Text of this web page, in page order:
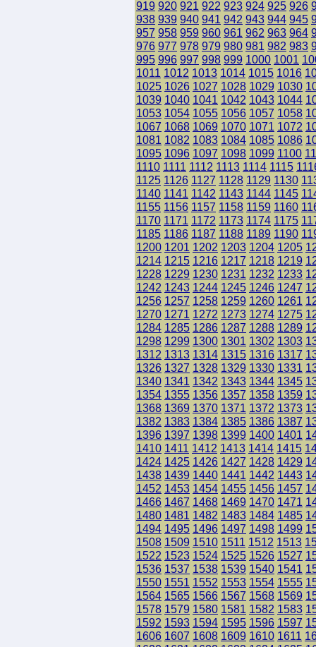
919 920 921 922 923 924 925 926
938 939 940 941 942 943 944 945
957 958 959 960 961 962 963 964
976 977 978 979 980 981 982 983
995 996 997 998 999 1000 1001
1011 1012 1013 1014 1015 1016
1025 1026 1027 1028 1029 1030
1039 1040 1041 1042 1043 1044
1053 1054 1055 1056 1057 1058
1067 1068 1069 1070 1071 1072
1081 1082 1083 1084 1085 1086
1095 1096 1097 1098 1099 1100
1110 1111 1112 1113 1114 1115
1125 1126 1127 1128 1129 1130
1140 1141 1142 1143 1144 1145
1155 1156 1157 1158 1159 1160
1170 1171 1172 1173 1174 1175
1185 1186 1187 1188 1189 1190
1200 1201 1202 1203 1204 1205
1214 1215 1216 1217 1218 1219
1228 1229 1230 1231 1232 1233
1242 1243 1244 1245 1246 1247
1256 1257 1258 1259 1260 1261
1270 1271 1272 1273 1274 1275
1284 1285 1286 1287 1288 1289
1298 1299 1300 1301 1302 1303
1312 1313 1314 1315 1316 1317
1326 1327 1328 1329 1330 1331
1340 1341 1342 1343 1344 1345
1354 1355 1356 1357 1358 1359
1368 1369 1370 1371 1372 1373
1382 1383 1384 1385 1386 1387
1396 1397 1398 1399 1400 1401
1410 1411 1412 1413 1414 1415
1424 1425 1426 1427 1428 1429
1438 1439 1440 1441 1442 1443
1452 1453 1454 1455 1456 1457
1466 1467 1468 1469 1470 1471
1480 1481 1482 1483 1484 1485
1494 1495 1496 1497 1498 1499
1508 1509 1510 1511 1512 1513
1522 1523 1524 1525 1526 1527
1536 1537 1538 1539 1540 1541
1550 1551 1552 1553 1554 1555
1564 1565 1566 1567 1568 1569
1578 1579 1580 1581 1582 1583
1592 1593 1594 1595 1596 1597
1606 1607 1608 1609 1610 1611